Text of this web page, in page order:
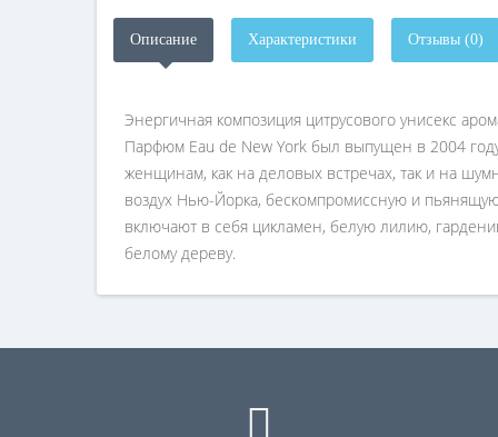
Описание Характеристики Отзывы (0)
Энергичная композиция цитрусового унисекс
Парфюм Eau de New York был выпущен в 2004
женщинам, как на деловых встречах, так и на
воздух Нью-Йорка, бескомпромиссную и
включают в себя цикламен, белую лилию,
белому дереву.